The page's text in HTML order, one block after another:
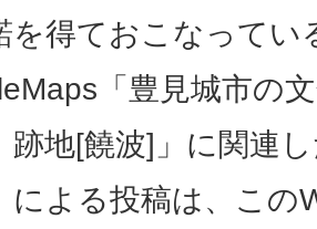
を得ておこなってい
「豊見城市の
跡地[饒波]」に関連
による投稿は、この